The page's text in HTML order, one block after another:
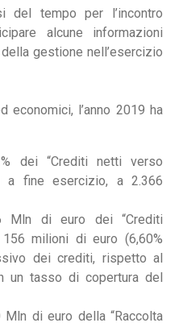
del tempo per l’incontro
alcune informazioni
gestione nell’esercizio
economici, l’anno 2019 ha
dei “Crediti netti verso
a fine esercizio, a 2.366
Mln di euro dei “Crediti
milioni di euro (6,60%
dei crediti, rispetto al
un tasso di copertura del
di euro della “Raccolta